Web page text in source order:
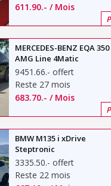
611.90.- / Mois
MERCEDES-BENZ EQA 350
AMG Line 4Matic
9451.66.- offert
Reste 27 mois
683.70.- / Mois
BMW M135 i xDrive
Steptronic
3335.50.- offert
Reste 22 mois